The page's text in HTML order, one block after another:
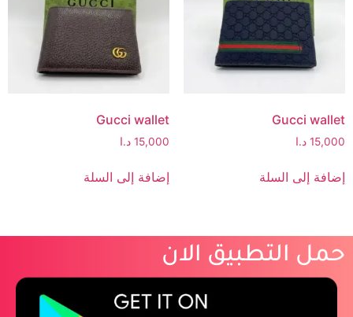
Gucci wallet
15,000 د.ا
إضافة إلى السلة
Gucci wallet
15,000 د.ا
إضافة إلى السلة
حمل التطبيق الان